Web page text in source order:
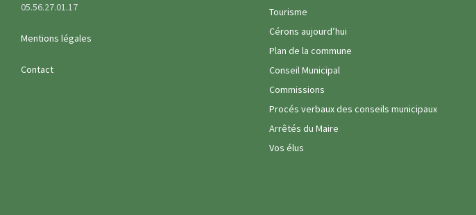
05.56.27.01.17
Mentions légales
Contact
Tourisme
Cérons aujourd’hui
Plan de la commune
Conseil Municipal
Commissions
Procés verbaux des conseils municipaux
Arrêtés du Maire
Vos élus